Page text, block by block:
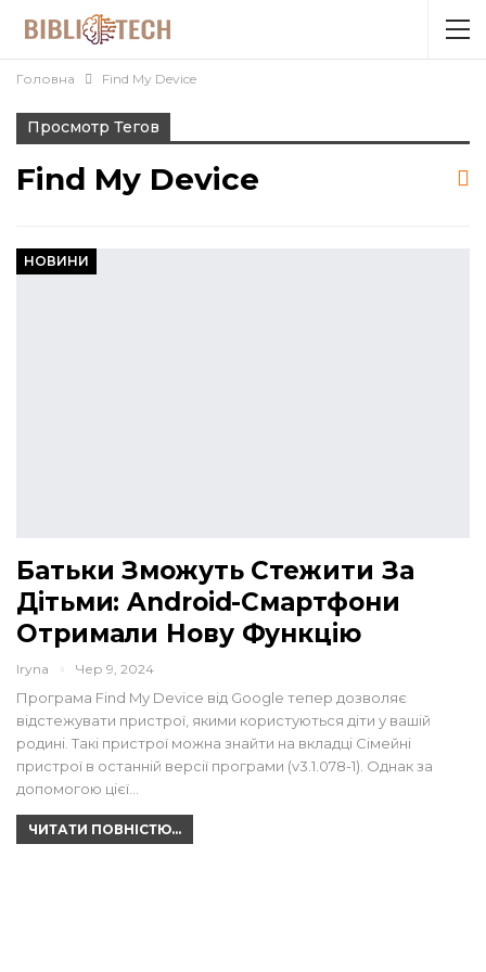
Головна Find My Device
Просмотр Тегов
Find My Device
НОВИНИ
Батьки Зможуть Стежити За
Дітьми: Android-Смартфони
Отримали Нову Функцію
Iryna Чер 9, 2024
Програма Find My Device від Google тепер дозволяє
відстежувати пристрої, якими користуються діти у вашій
родині. Такі пристрої можна знайти на вкладці Сімейні
пристрої в останній версії програми (v3.1.078-1). Однак за
допомогою цієї…
ЧИТАТИ ПОВНІСТЮ...